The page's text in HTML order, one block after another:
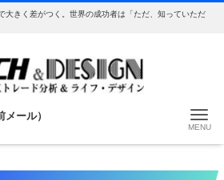
大きく差がつく。世界の成功者は「ただ、知っていただ
ール）